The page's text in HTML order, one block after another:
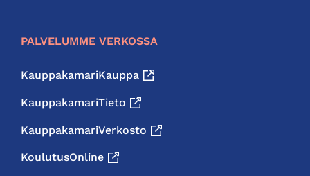
PALVELUMME VERKOSSA
KauppakamariKauppa
KauppakamariTieto
KauppakamariVerkosto
KoulutusOnline